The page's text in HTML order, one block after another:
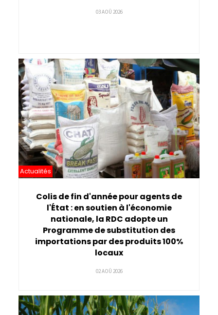
03 AOÛ 2026
Actualités
Colis de fin d'année pour agents de
l'État : en soutien à l'économie
nationale, la RDC adopte un
Programme de substitution des
importations par des produits 100%
locaux
02 AOÛ 2026